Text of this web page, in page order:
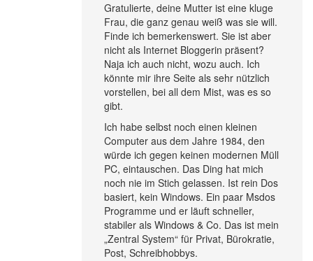
Gratulierte, deine Mutter ist eine kluge
Frau, die ganz genau weiß was sie will.
Finde ich bemerkenswert. Sie ist aber
nicht als Internet Bloggerin präsent?
Naja ich auch nicht, wozu auch. Ich
könnte mir ihre Seite als sehr nützlich
vorstellen, bei all dem Mist, was es so
gibt.
Ich habe selbst noch einen kleinen
Computer aus dem Jahre 1984, den
würde ich gegen keinen modernen Müll
PC, eintauschen. Das Ding hat mich
noch nie im Stich gelassen. Ist rein Dos
basiert, kein Windows. Ein paar Msdos
Programme und er läuft schneller,
stabiler als Windows & Co. Das ist mein
„Zentral System“ für Privat, Bürokratie,
Post, Schreibhobbys.